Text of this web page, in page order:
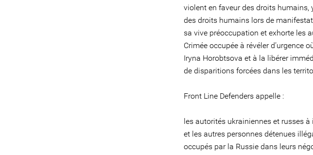
violent en faveur des droits
des droits humains lors de
sa vive préoccupation et exhorte les
Crimée occupée à révéler d’urgence
Iryna Horobtsova et à la libérer
de disparitions forcées dans les
Front Line Defenders appelle :
les autorités ukrainiennes et russes
et les autres personnes détenues
occupés par la Russie dans leurs